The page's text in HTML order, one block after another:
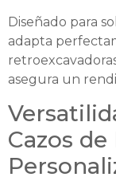
Diseñado para
adapta
asegura un
Cazos